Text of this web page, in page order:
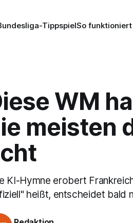
TippspielSo
WM
meisten
KI-Hymne erobert
heißt, entscheidet bald